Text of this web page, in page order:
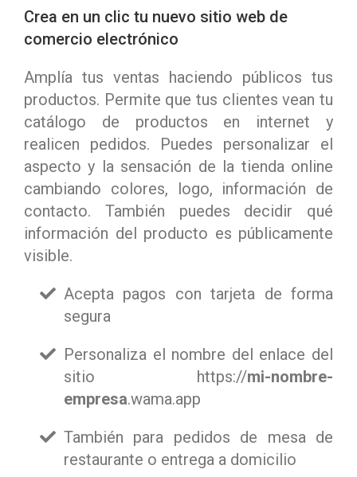
Crea en un clic tu nuevo sitio web de
comercio electrónico
Amplía tus ventas haciendo públicos tus
productos. Permite que tus clientes vean tu
catálogo de productos en internet y
realicen pedidos. Puedes personalizar el
aspecto y la sensación de la tienda online
cambiando colores, logo, información de
contacto. También puedes decidir qué
información del producto es públicamente
visible.
Acepta pagos con tarjeta de forma
segura
Personaliza el nombre del enlace del
sitio https://mi-nombre-
empresa.wama.app
También para pedidos de mesa de
restaurante o entrega a domicilio